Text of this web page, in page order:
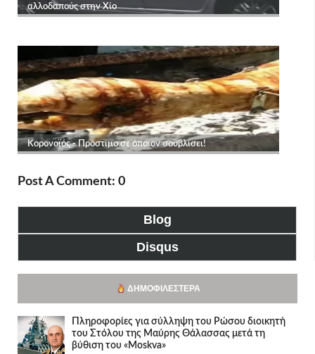
Post A Comment: 0
Blog
Disqus
ΔΗΜΟΦΙΛΈΣΤΕΡΑ
Πληροφορίες για σύλληψη του Ρώσου διοικητή
του Στόλου της Mαύρης Θάλασσας μετά τη
βύθιση του «Moskva»